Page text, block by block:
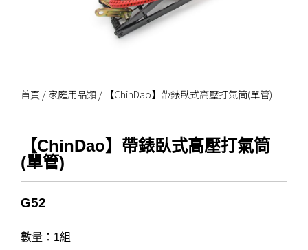
首頁 /家庭用品類/ 【ChinDao】帶錶臥式高壓打氣筒(單管)
【ChinDao】帶錶臥式高壓打氣筒
(單管)
G52
數量：1組